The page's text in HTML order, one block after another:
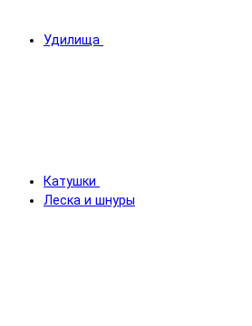
Удилища
Катушки
Леска и шнуры